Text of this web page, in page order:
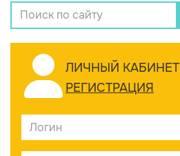
ЛИЧНЫЙ КАБИНЕТ
РЕГИСТРАЦИЯ